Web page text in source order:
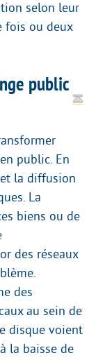
selon leur
fois ou deux
public
public. En
la diffusion
La
biens ou de
des réseaux
des
au sein de
disque voient
la baisse de